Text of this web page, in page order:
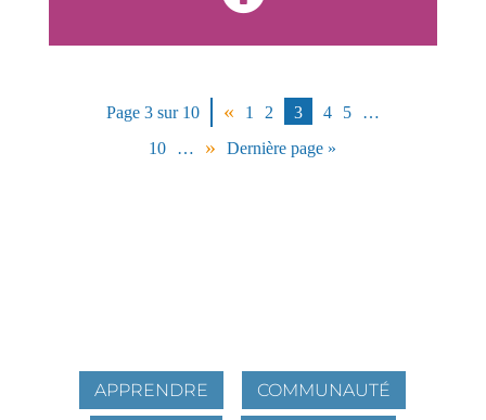
Page 3 sur 10 « 1 2 3 4 5
…
10
… » Dernière page »
APPRENDRE COMMUNAUTÉ